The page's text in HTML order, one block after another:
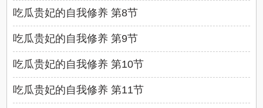
吃瓜贵妃的自我修养 第8节
吃瓜贵妃的自我修养 第9节
吃瓜贵妃的自我修养 第10节
吃瓜贵妃的自我修养 第11节